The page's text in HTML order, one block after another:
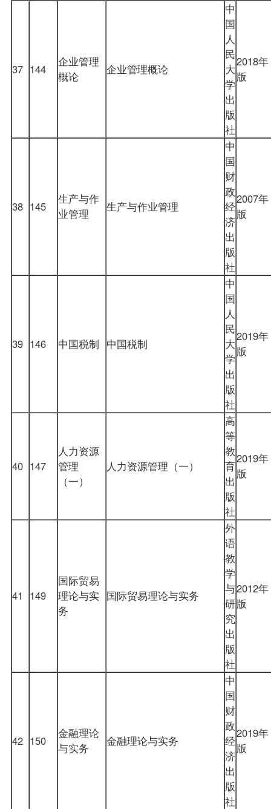
37 144
企业管理
概论
企业管理概论
中
国
人
民
大
学
出
版
社
2018年
版
38 145
生产与作
业管理
生产与作业管理
中
国
财
政
经
济
出
版
社
2007年
版
39 146 中国税制 中国税制
中
国
人
民
大
学
出
版
社
2019年
版
40 147
人力资源
管理
（一）
人力资源管理（一）
高
等
教
育
出
版
社
2019年
版
41 149
国际贸易
理论与实
务
国际贸易理论与实务
外
语
教
学
与
研
究
出
版
社
2012年
版
42 150
金融理论
与实务
金融理论与实务
中
国
财
政
经
济
出
版
社
2019年
版